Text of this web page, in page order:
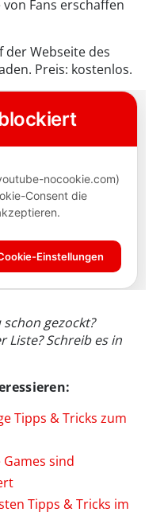
Fans erschaffen
der Webseite des
Preis: kostenlos.
schon gezockt?
Liste? Schreib es in
Tipps & Tricks zum
sind
Tipps & Tricks im